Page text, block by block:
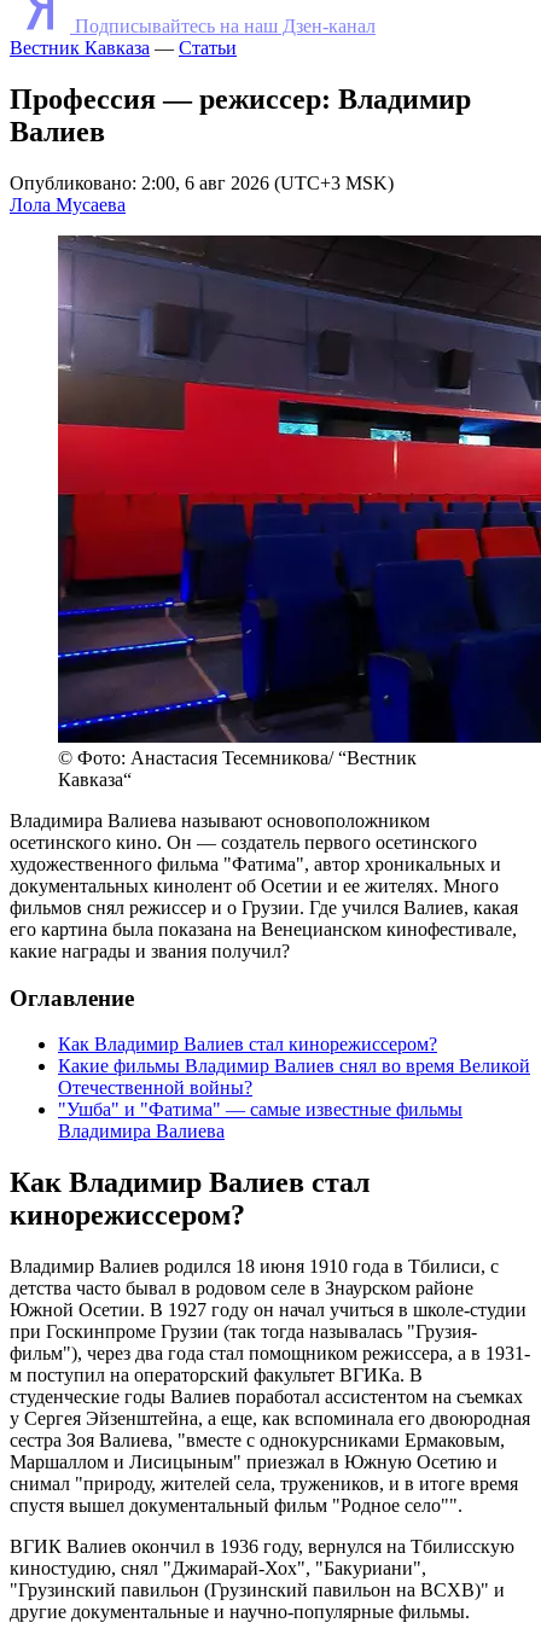
Подписывайтесь на наш Дзен-канал
Вестник Кавказа — Статьи
Профессия — режиссер: Владимир
Валиев
Опубликовано: 2:00, 6 авг 2026 (UTC+3 MSK)
Лола Мусаева
© Фото: Анастасия Тесемникова/ “Вестник
Кавказа“
Владимира Валиева называют основоположником
осетинского кино. Он — создатель первого осетинского
художественного фильма "Фатима", автор хроникальных и
документальных кинолент об Осетии и ее жителях. Много
фильмов снял режиссер и о Грузии. Где учился Валиев, какая
его картина была показана на Венецианском кинофестивале,
какие награды и звания получил?
Оглавление
Как Владимир Валиев стал кинорежиссером?
Какие фильмы Владимир Валиев снял во время Великой
Отечественной войны?
"Ушба" и "Фатима" — самые известные фильмы
Владимира Валиева
Как Владимир Валиев стал
кинорежиссером?
Владимир Валиев родился 18 июня 1910 года в Тбилиси, с
детства часто бывал в родовом селе в Знаурском районе
Южной Осетии. В 1927 году он начал учиться в школе-студии
при Госкинпроме Грузии (так тогда называлась "Грузия-
фильм"), через два года стал помощником режиссера, а в 1931-
м поступил на операторский факультет ВГИКа. В
студенческие годы Валиев поработал ассистентом на съемках
у Сергея Эйзенштейна, а еще, как вспоминала его двоюродная
сестра Зоя Валиева, "вместе с однокурсниками Ермаковым,
Маршаллом и Лисицыным" приезжал в Южную Осетию и
снимал "природу, жителей села, тружеников, и в итоге время
спустя вышел документальный фильм "Родное село"".
ВГИК Валиев окончил в 1936 году, вернулся на Тбилисскую
киностудию, снял "Джимарай-Хох", "Бакуриани",
"Грузинский павильон (Грузинский павильон на ВСХВ)" и
другие документальные и научно-популярные фильмы.